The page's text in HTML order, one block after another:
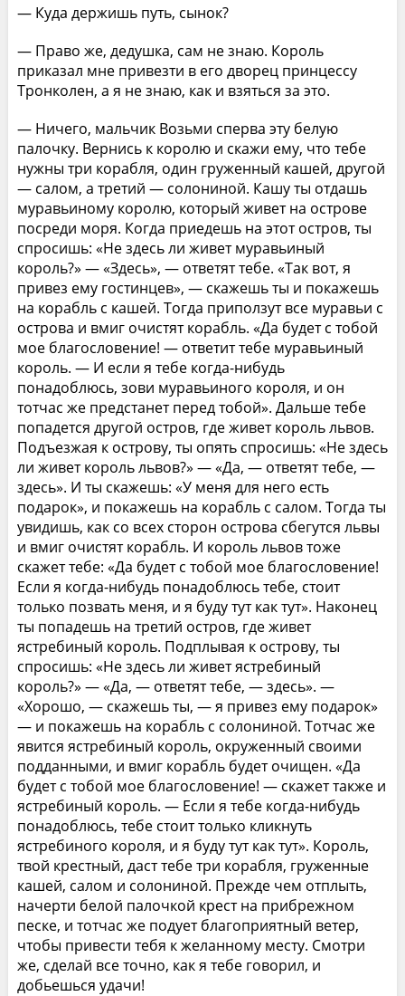
— Куда держишь путь, сынок?
— Право же, дедушка, сам не знаю. Король
приказал мне привезти в его дворец принцессу
Тронколен, а я не знаю, как и взяться за это.
— Ничего, мальчик Возьми сперва эту белую
палочку. Вернись к королю и скажи ему, что тебе
нужны три корабля, один груженный кашей, другой
— салом, а третий — солониной. Кашу ты отдашь
муравьиному королю, который живет на острове
посреди моря. Когда приедешь на этот остров, ты
спросишь: «Не здесь ли живет муравьиный
король?» — «Здесь», — ответят тебе. «Так вот, я
привез ему гостинцев», — скажешь ты и покажешь
на корабль с кашей. Тогда приползут все муравьи с
острова и вмиг очистят корабль. «Да будет с тобой
мое благословение! — ответит тебе муравьиный
король. — И если я тебе когда-нибудь
понадоблюсь, зови муравьиного короля, и он
тотчас же предстанет перед тобой». Дальше тебе
попадется другой остров, где живет король львов.
Подъезжая к острову, ты опять спросишь: «Не здесь
ли живет король львов?» — «Да, — ответят тебе, —
здесь». И ты скажешь: «У меня для него есть
подарок», и покажешь на корабль с салом. Тогда ты
увидишь, как со всех сторон острова сбегутся львы
и вмиг очистят корабль. И король львов тоже
скажет тебе: «Да будет с тобой мое благословение!
Если я когда-нибудь понадоблюсь тебе, стоит
только позвать меня, и я буду тут как тут». Наконец
ты попадешь на третий остров, где живет
ястребиный король. Подплывая к острову, ты
спросишь: «Не здесь ли живет ястребиный
король?» — «Да, — ответят тебе, — здесь». —
«Хорошо, — скажешь ты, — я привез ему подарок»
— и покажешь на корабль с солониной. Тотчас же
явится ястребиный король, окруженный своими
подданными, и вмиг корабль будет очищен. «Да
будет с тобой мое благословение! — скажет также и
ястребиный король. — Если я тебе когда-нибудь
понадоблюсь, тебе стоит только кликнуть
ястребиного короля, и я буду тут как тут». Король,
твой крестный, даст тебе три корабля, груженные
кашей, салом и солониной. Прежде чем отплыть,
начерти белой палочкой крест на прибрежном
песке, и тотчас же подует благоприятный ветер,
чтобы привести тебя к желанному месту. Смотри
же, сделай все точно, как я тебе говорил, и
добьешься удачи!